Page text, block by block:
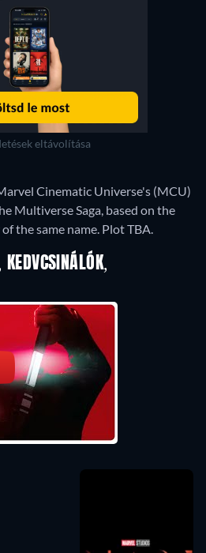
eltávolítása
Cinematic Universe's (MCU)
Multiverse Saga, based on the
the same name. Plot TBA.
KEDVCSINÁLÓK,